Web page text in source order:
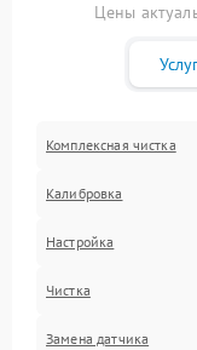
Цены
Комплексная чистка
Калибровка
Настройка
Чистка
Замена датчика